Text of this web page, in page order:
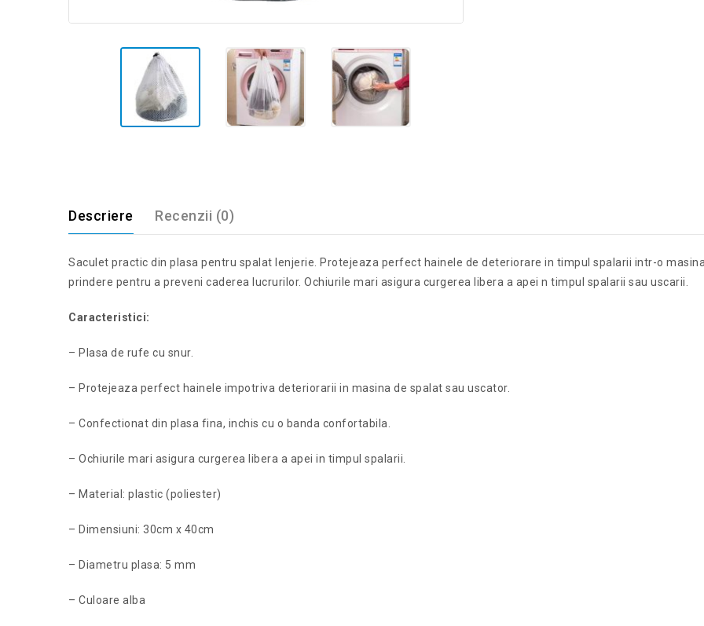
Descriere Recenzii (0)
Saculet practic din plasa pentru spalat lenjerie. Protejeaza perfect hainele de deteriorare in timpul spalarii intr-o
prindere pentru a preveni caderea lucrurilor. Ochiurile mari asigura curgerea libera a apei n timpul spalarii sau uscarii.
Caracteristici:
– Plasa de rufe cu snur.
– Protejeaza perfect hainele impotriva deteriorarii in masina de spalat sau uscator.
– Confectionat din plasa fina, inchis cu o banda confortabila.
– Ochiurile mari asigura curgerea libera a apei in timpul spalarii.
– Material: plastic (poliester)
– Dimensiuni: 30cm x 40cm
– Diametru plasa: 5 mm
– Culoare alba